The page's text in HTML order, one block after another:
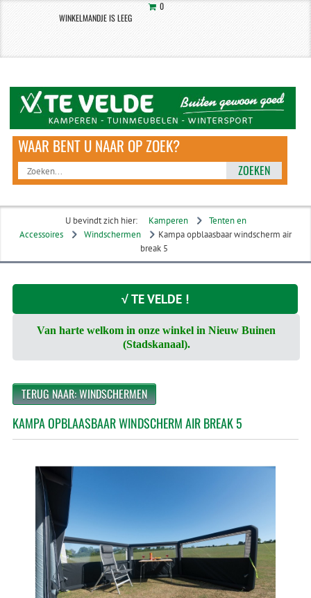
0
WINKELMANDJE IS LEEG
ZOEKEN
U bevindt zich hier: Kamperen
Tenten en
Accessoires
Windschermen
Kampa opblaasbaar windscherm air
break 5
√ TE VELDE !
Van harte welkom in onze winkel in Nieuw Buinen
(Stadskanaal).
TERUG NAAR: WINDSCHERMEN
KAMPA OPBLAASBAAR WINDSCHERM AIR BREAK 5